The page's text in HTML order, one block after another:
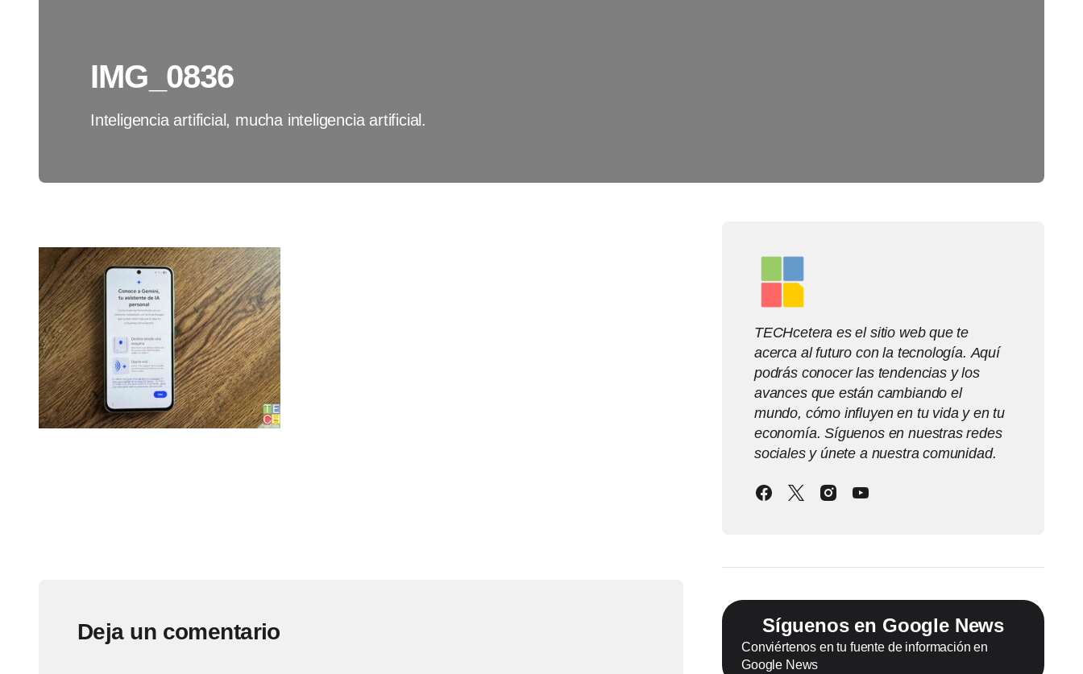
IMG_0836
Inteligencia artificial, mucha inteligencia artificial.
Deja un comentario
TECHcetera es el sitio web que te
acerca al futuro con la tecnología. Aquí
podrás conocer las tendencias y los
avances que están cambiando el
mundo, cómo influyen en tu vida y en tu
economía. Síguenos en nuestras redes
sociales y únete a nuestra comunidad.
Síguenos en Google News
Conviértenos en tu fuente de información en
Google News